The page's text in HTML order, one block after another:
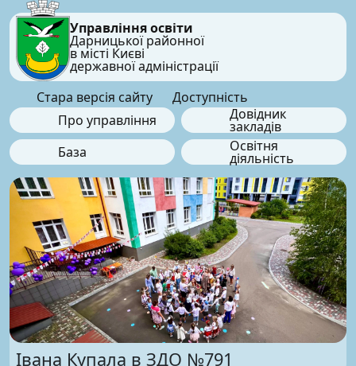
Управління освіти
Дарницької районної
в місті Києві
державної адміністрації
Стара версія сайту
Доступність
Про управління
Довідник
закладів
База
Освітня
діяльність
Івана Купала в ЗДО №791